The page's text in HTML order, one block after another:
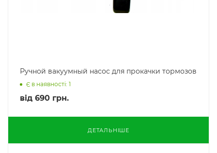
Ручной вакуумный насос для прокачки тормозов
Є в наявності: 1
від 690 грн.
ДЕТАЛЬНІШЕ